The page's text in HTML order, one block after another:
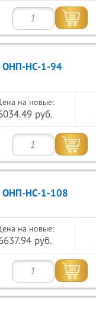
ОНП-НС-1-94
на новые:
руб.
ОНП-НС-1-108
на новые:
руб.